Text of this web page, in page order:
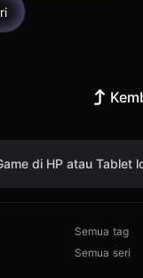
di HP atau Tablet
Semua tag
Semua seri